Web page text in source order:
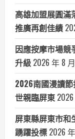
高雄加盟展圓滿
推廣再創佳績
因應按摩市場競
升級 2026 年 8
2026南國漫讀
世親臨屏東
屏東縣屏東市和
踴躍投標 2026